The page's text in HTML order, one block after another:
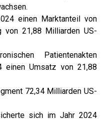
einen Marktanteil von
von 21,88 Milliarden US-
Patientenakten
einen Umsatz von 21,88
72,34 Milliarden US-
sich im Jahr 2024